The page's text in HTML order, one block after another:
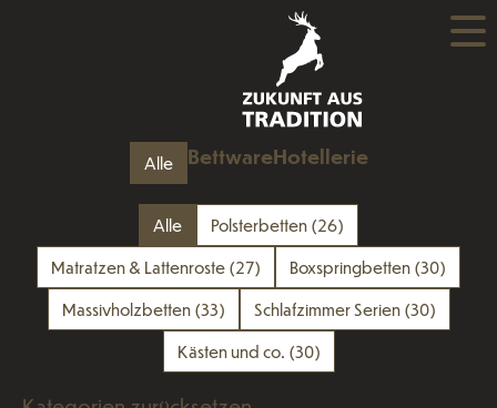
Alle BettwareHotellerie
Alle Polsterbetten (26)
Matratzen & Lattenroste (27) Boxspringbetten (30)
Massivholzbetten (33) Schlafzimmer Serien (30)
Kästen und co. (30)